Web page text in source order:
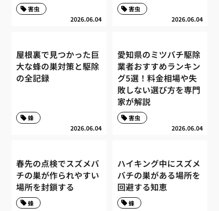
2026.06.04
害虫
2026.06.04
害虫
屋根裏で見つかった巨
大な蜂の巣対策と駆除
の全記録
2026.06.04
蜂
愛知県のミツバチ駆除
業者おすすめランキン
グ5選！料金相場や失
敗しない選び方を専門
家が解説
2026.06.04
害虫
春先の点検でスズメバ
チの巣が作られやすい
場所を封鎖する
蜂
ハイキング中にスズメ
バチの巣がある場所を
回避する知恵
蜂